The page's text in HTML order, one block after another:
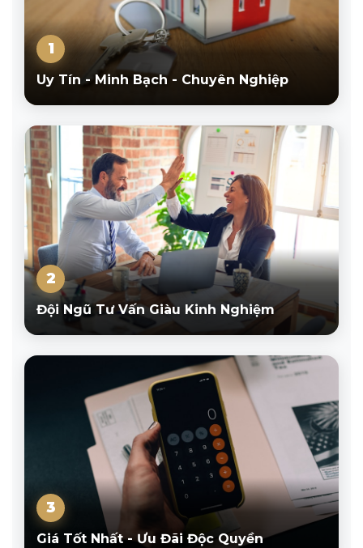
1
Uy Tín - Minh Bạch - Chuyên Nghiệp
2
Đội Ngũ Tư Vấn Giàu Kinh Nghiệm
3
Giá Tốt Nhất - Ưu Đãi Độc Quyền